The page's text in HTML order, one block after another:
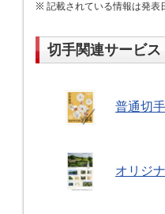
記載されている情報は発表
切手関連サービス
普通切手
オリジ